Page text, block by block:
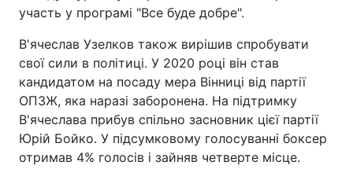
участь у програмі "Все буде добре".
В'ячеслав Узелков також вирішив спробувати
свої сили в політиці. У 2020 році він став
кандидатом на посаду мера Вінниці від партії
ОПЗЖ, яка наразі заборонена. На підтримку
В'ячеслава прибув спільно засновник цієї партії
Юрій Бойко. У підсумковому голосуванні боксер
отримав 4% голосів і зайняв четверте місце.